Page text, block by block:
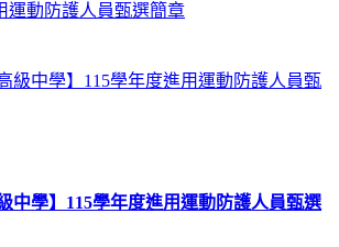
運動防護人員甄選簡章
中學】115學年度進用運動防護人員甄選